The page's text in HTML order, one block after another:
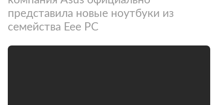
представила новые ноутбуки из
семейства Eee PC